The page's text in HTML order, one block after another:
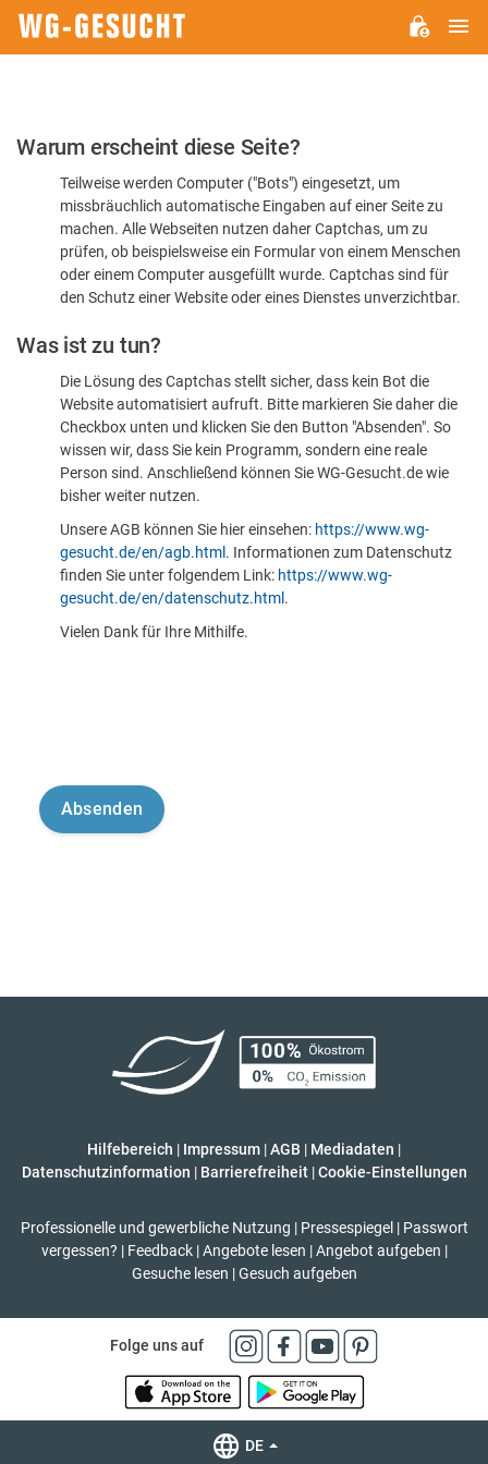
Bitte
dass
sind
Warum erscheint diese Seite?
Teilweise werden Computer ("Bots") eingesetzt, um
missbräuchlich automatische Eingaben auf einer Seite zu
machen. Alle Webseiten nutzen daher Captchas, um zu
prüfen, ob beispielsweise ein Formular von einem Menschen
oder einem Computer ausgefüllt wurde. Captchas sind für
den Schutz einer Website oder eines Dienstes unverzichtbar.
Was ist zu tun?
Die Lösung des Captchas stellt sicher, dass kein Bot die
Website automatisiert aufruft. Bitte markieren Sie daher die
Checkbox unten und klicken Sie den Button "Absenden". So
wissen wir, dass Sie kein Programm, sondern eine reale
Person sind. Anschließend können Sie WG-Gesucht.de wie
bisher weiter nutzen.
Unsere AGB können Sie hier einsehen: https://www.wg-
gesucht.de/en/agb.html . Informationen zum Datenschutz
finden Sie unter folgendem Link: https://www.wg-
gesucht.de/en/datenschutz.html .
Vielen Dank für Ihre Mithilfe.
Hilfebereich | Impressum |AGB | Mediadaten |
Datenschutzinformation | Barrierefreiheit | Cookie-Einstellungen
Professionelle und gewerbliche Nutzung | Pressespiegel | Passwort
vergessen? | Feedback | Angebote lesen | Angebot aufgeben |
Gesuche lesen | Gesuch aufgeben
Folge uns auf
DE